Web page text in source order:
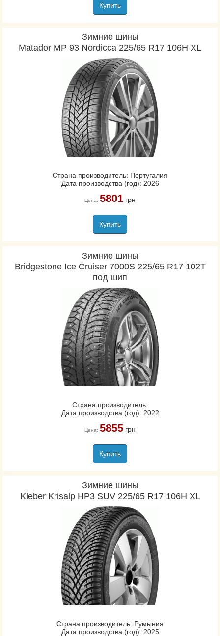
Купить
Зимние шины
Matador MP 93 Nordicca 225/65 R17 106H XL
Страна производитель: Португалия
Дата производства (год): 2026
Цена: 5801грн
Купить
Зимние шины
Bridgestone Ice Cruiser 7000S 225/65 R17 102T
под шип
Страна производитель:
Дата производства (год): 2022
Цена: 5855грн
Купить
Зимние шины
Kleber Krisalp HP3 SUV 225/65 R17 106H XL
Страна производитель: Румыния
Дата производства (год): 2025